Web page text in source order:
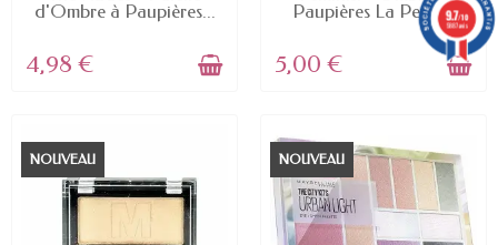
d'Ombre à Paupières...
4,98 €
Paupières La Petite...
5,00 €
NOUVEAU NOUVEAU
9.7/10
5887 avis